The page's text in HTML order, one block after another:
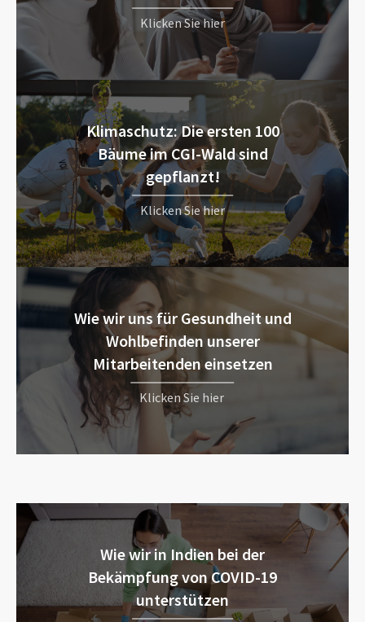
Klicken Sie hier
Klimaschutz: Die ersten 100
Bäume im CGI-Wald sind
gepflanzt!
Klicken Sie hier
Wie wir uns für Gesundheit und
Wohlbefinden unserer
Mitarbeitenden einsetzen
Klicken Sie hier
Wie wir in Indien bei der
Bekämpfung von COVID-19
unterstützen